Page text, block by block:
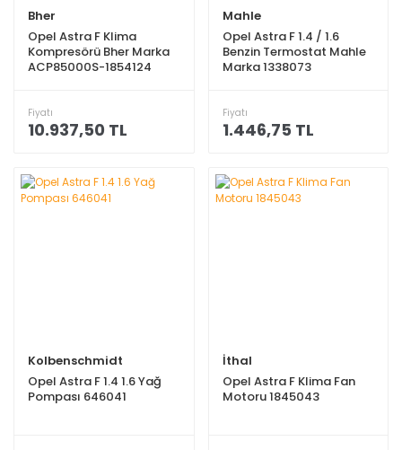
Bher
Opel Astra F Klima
Kompresörü Bher Marka
ACP85000S-1854124
Fiyatı
10.937,50 TL
Mahle
Opel Astra F 1.4 / 1.6
Benzin Termostat Mahle
Marka 1338073
Fiyatı
1.446,75 TL
Kolbenschmidt
Opel Astra F 1.4 1.6 Yağ
Pompası 646041
İthal
Opel Astra F Klima Fan
Motoru 1845043